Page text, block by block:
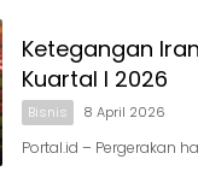
Ketegangan
Kuartal I 2026
Bisnis 8 April 2026
Portal.id – Pergerakan